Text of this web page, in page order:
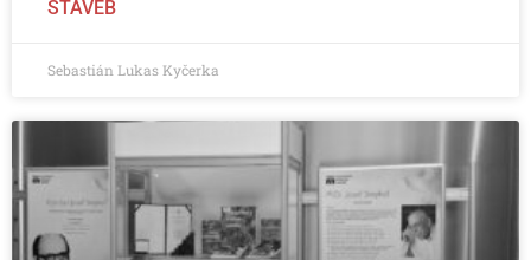
STAVEB
Sebastián Lukas Kyčerka